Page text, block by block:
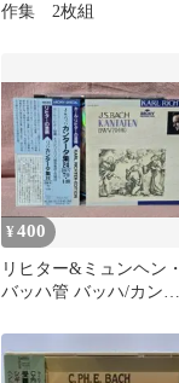
作集 2枚組
¥400
リヒター&ミュンヘン・
バッハ管 バッハ/カンタ